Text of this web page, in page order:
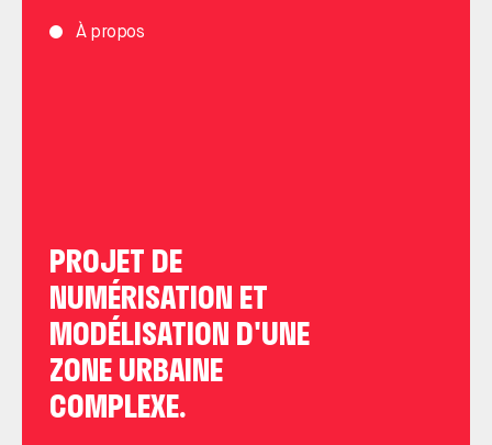
À propos
PROJET DE
NUMÉRISATION ET
MODÉLISATION D'UNE
ZONE URBAINE
COMPLEXE.